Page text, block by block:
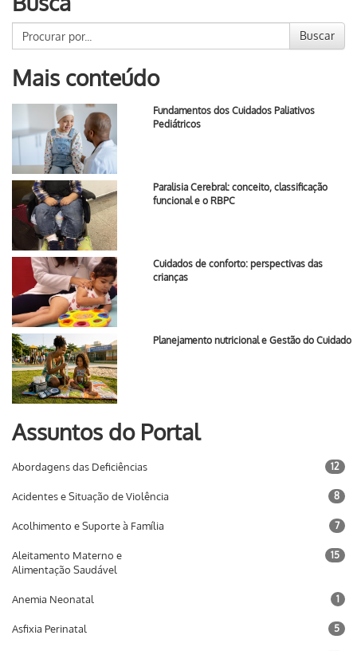
Buscar
Mais conteúdo
Fundamentos dos Cuidados Paliativos
Pediátricos
Paralisia Cerebral: conceito, classificação
funcional e o RBPC
Cuidados de conforto: perspectivas das
crianças
Planejamento nutricional e Gestão do Cuidado
Assuntos do Portal
Abordagens das Deficiências 12
Acidentes e Situação de Violência 8
Acolhimento e Suporte à Família 7
Aleitamento Materno e
Alimentação Saudável
15
Anemia Neonatal 1
Asfixia Perinatal 5